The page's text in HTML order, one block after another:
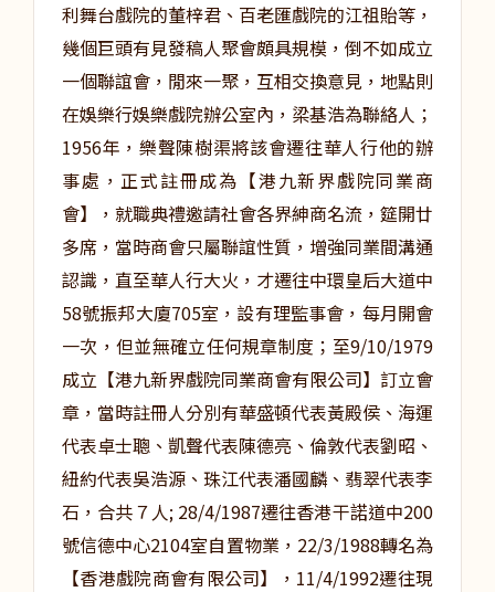
利舞台戲院的董梓君、百老匯戲院的江祖貽等，
幾個巨頭有見發稿人聚會頗具規模，倒不如成立
一個聯誼會，閒來一聚，互相交換意見，地點則
在娛樂行娛樂戲院辦公室內，梁基浩為聯絡人；
1956年，樂聲陳樹渠將該會遷往華人行他的辦
事處，正式註冊成為【港九新界戲院同業商
會】，就職典禮邀請社會各界紳商名流，筵開廿
多席，當時商會只屬聯誼性質，增強同業間溝通
認識，直至華人行大火，才遷往中環皇后大道中
58號振邦大廈705室，設有理監事會，每月開會
一次，但並無確立任何規章制度；至9/10/1979
成立【港九新界戲院同業商會有限公司】訂立會
章，當時註冊人分別有華盛頓代表黃殿侯、海運
代表卓士聰、凱聲代表陳德亮、倫敦代表劉昭、
紐約代表吳浩源、珠江代表潘國麟、翡翠代表李
石，合共７人; 28/4/1987遷往香港干諾道中200
號信德中心2104室自置物業，22/3/1988轉名為
【香港戲院商會有限公司】，11/4/1992遷往現